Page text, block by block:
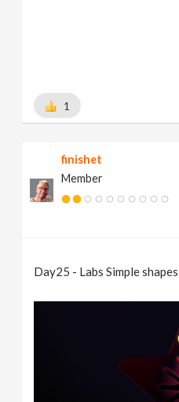
1
finishet
Member
Day25 - Labs Simple shapes